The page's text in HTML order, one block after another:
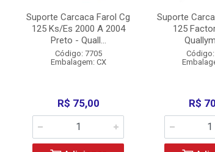
Suporte Carcaca Farol Cg
125 Ks/Es 2000 A 2004
Preto - Quall...
Código: 7705
Embalagem: CX
R$ 75,00
Suporte
125
Código:
R$